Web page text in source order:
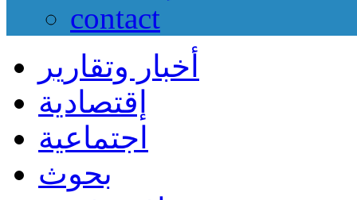
contact
أخبار وتقارير
إقتصادية
اجتماعية
بحوث